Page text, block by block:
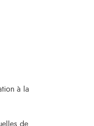
à la
de